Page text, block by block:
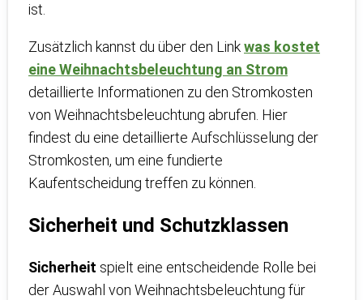
ist.
Zusätzlich kannst du über den Linkwas kostet
eine Weihnachtsbeleuchtung an Strom
detaillierte Informationen zu den Stromkosten
von Weihnachtsbeleuchtung abrufen. Hier
findest du eine detaillierte Aufschlüsselung der
Stromkosten, um eine fundierte
Kaufentscheidung treffen zu können.
Sicherheit und Schutzklassen
Sicherheit spielt eine entscheidende Rolle bei
der Auswahl von Weihnachtsbeleuchtung für